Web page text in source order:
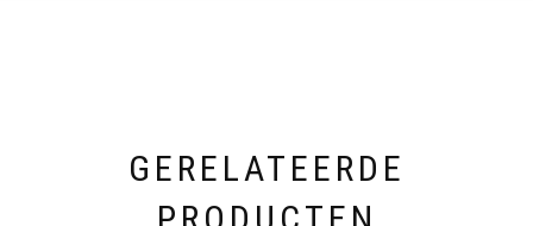
GERELATEERDE